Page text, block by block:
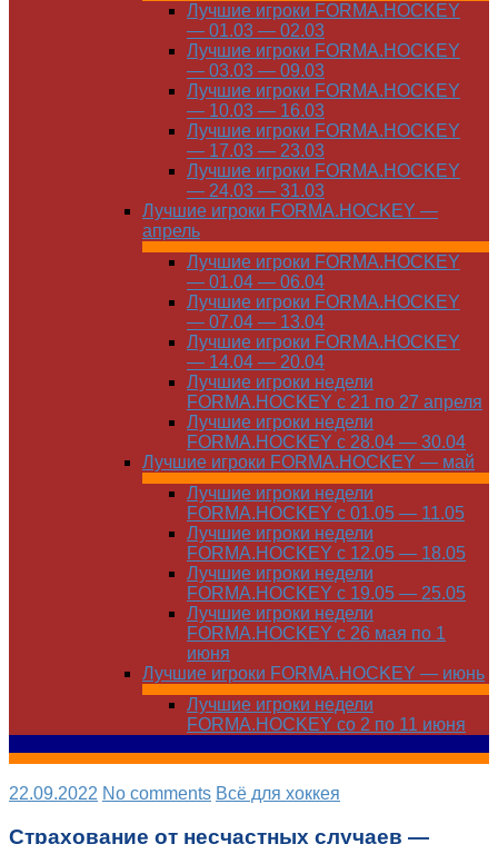
Лучшие игроки FORMA.HOCKEY
— 01.03 — 02.03
Лучшие игроки FORMA.HOCKEY
— 03.03 — 09.03
Лучшие игроки FORMA.HOCKEY
— 10.03 — 16.03
Лучшие игроки FORMA.HOCKEY
— 17.03 — 23.03
Лучшие игроки FORMA.HOCKEY
— 24.03 — 31.03
Лучшие игроки FORMA.HOCKEY —
апрель
Лучшие игроки FORMA.HOCKEY
— 01.04 — 06.04
Лучшие игроки FORMA.HOCKEY
— 07.04 — 13.04
Лучшие игроки FORMA.HOCKEY
— 14.04 — 20.04
Лучшие игроки недели
FORMA.HOCKEY с 21 по 27 апреля
Лучшие игроки недели
FORMA.HOCKEY с 28.04 — 30.04
Лучшие игроки FORMA.HOCKEY — май
Лучшие игроки недели
FORMA.HOCKEY с 01.05 — 11.05
Лучшие игроки недели
FORMA.HOCKEY с 12.05 — 18.05
Лучшие игроки недели
FORMA.HOCKEY с 19.05 — 25.05
Лучшие игроки недели
FORMA.HOCKEY с 26 мая по 1
июня
Лучшие игроки FORMA.HOCKEY — июнь
Лучшие игроки недели
FORMA.HOCKEY со 2 по 11 июня
22.09.2022 No comments Всё для хоккея
Страхование от несчастных случаев —